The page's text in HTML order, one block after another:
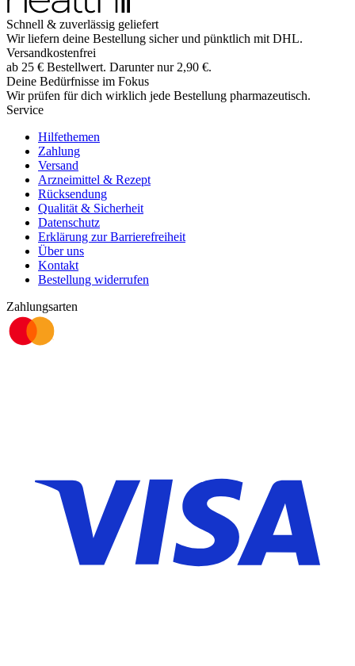
Schnell & zuverlässig geliefert
Wir liefern deine Bestellung sicher und pünktlich mit DHL.
Versandkostenfrei
ab 25 € Bestellwert. Darunter nur 2,90 €.
Deine Bedürfnisse im Fokus
Wir prüfen für dich wirklich jede Bestellung pharmazeutisch.
Service
Hilfethemen
Zahlung
Versand
Arzneimittel & Rezept
Rücksendung
Qualität & Sicherheit
Datenschutz
Erklärung zur Barrierefreiheit
Über uns
Kontakt
Bestellung widerrufen
Zahlungsarten